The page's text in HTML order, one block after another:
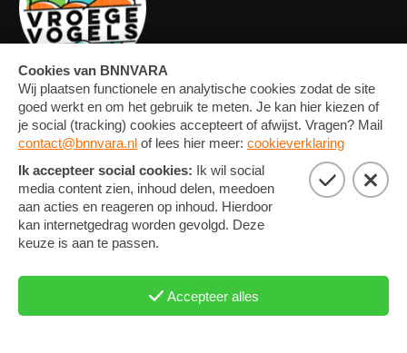
OVERZICHT
ARTIKELEN
FOTO'S
FORUM
NIEUWSBRIEF
STATEMENT
COOKIE-INSTELLINGEN